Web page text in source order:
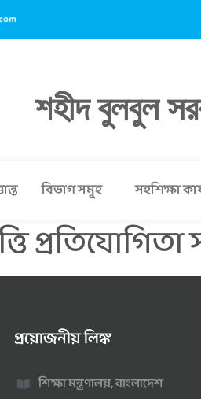
শহীদ বুলবুল
বিভাগ সমুহ সহশিক্ষা
প্রয়োজনীয় লিঙ্ক
শিক্ষা মন্ত্রণালয়, বাংলাদেশ